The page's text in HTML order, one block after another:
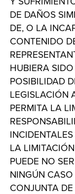
DE DAÑOS
DE, O LA
CONTENIDO
HUBIERA
POSIBILIDAD
LEGISLACIÓN
PERMITA LA
LA
PUEDE NO
NINGÚN
CONJUNTA